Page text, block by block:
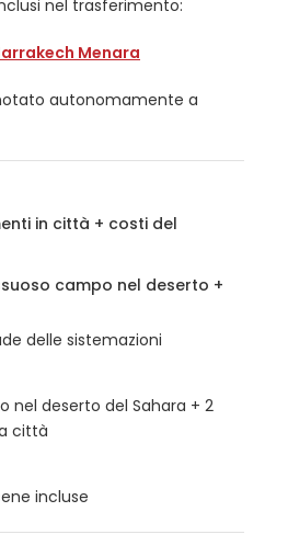
nel trasferimento:
Menara
autonomamente a
in città + costi del
campo nel deserto +
delle sistemazioni
nel deserto del Sahara + 2
città
incluse